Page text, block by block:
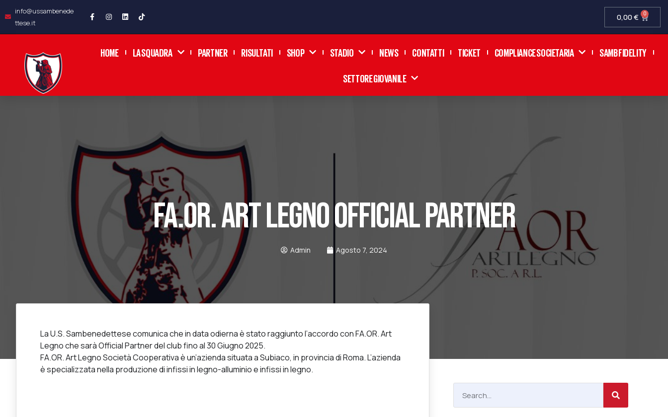
info@ussambenede
ttese.it
0,00€ 0
HOME LA SQUADRA PARTNER RISULTATI SHOP STADIO NEWS CONTATTI TICKET COMPLIANCE SOCIETARIA SAMB FIDELITY
SETTORE GIOVANILE
FA.OR. ART LEGNO OFFICIAL PARTNER
Admin Agosto 7, 2024
La U.S. Sambenedettese comunica che in data odierna è stato raggiunto l’accordo con FA.OR. Art
Legno che sarà Official Partner del club fino al 30 Giugno 2025.
FA.OR. Art Legno Società Cooperativa è un’azienda situata a Subiaco, in provincia di Roma. L’azienda
è specializzata nella produzione di infissi in legno-alluminio e infissi in legno.